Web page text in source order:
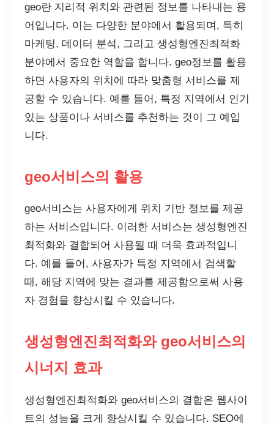
geo란 지리적 위치와 관련된 정보를 나타내는 용
어입니다. 이는 다양한 분야에서 활용되며, 특히
마케팅, 데이터 분석, 그리고 생성형엔진최적화
분야에서 중요한 역할을 합니다. geo정보를 활용
하면 사용자의 위치에 따라 맞춤형 서비스를 제
공할 수 있습니다. 예를 들어, 특정 지역에서 인기
있는 상품이나 서비스를 추천하는 것이 그 예입
니다.
geo서비스의 활용
geo서비스는 사용자에게 위치 기반 정보를 제공
하는 서비스입니다. 이러한 서비스는 생성형엔진
최적화와 결합되어 사용될 때 더욱 효과적입니
다. 예를 들어, 사용자가 특정 지역에서 검색할
때, 해당 지역에 맞는 결과를 제공함으로써 사용
자 경험을 향상시킬 수 있습니다.
생성형엔진최적화와 geo서비스의
시너지 효과
생성형엔진최적화와 geo서비스의 결합은 웹사이
트의 성능을 크게 향상시킬 수 있습니다. SEO에